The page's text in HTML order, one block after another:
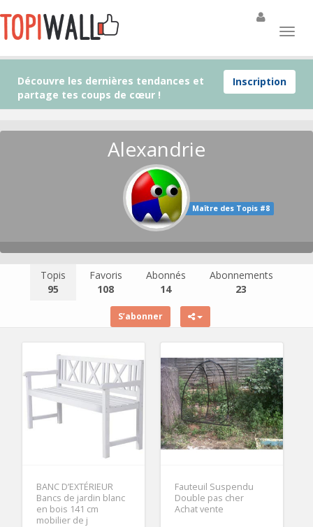
Inscription
Découvre les dernières tendances et
partage tes coups de cœur !
Alexandrie
Maître des Topis #8
Topis
95
Favoris
108
Abonnés
14
Abonnements
23
S’abonner
BANC D’EXTÉRIEUR
Bancs de jardin blanc
en bois 141 cm
mobilier de j
Fauteuil Suspendu
Double pas cher
Achat vente